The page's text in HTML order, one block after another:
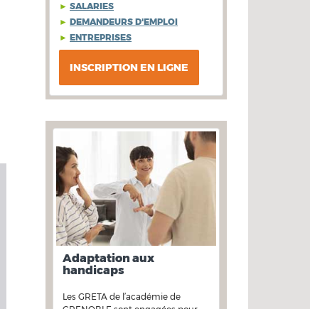
► SALARIES
► DEMANDEURS D'EMPLOI
► ENTREPRISES
INSCRIPTION EN LIGNE
Adaptation aux
handicaps
Les GRETA de l’académie de